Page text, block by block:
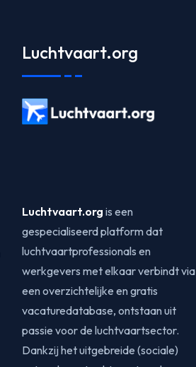
Luchtvaart.org
Luchtvaart.org is een
gespecialiseerd platform dat
luchtvaartprofessionals en
werkgevers met elkaar verbindt via
een overzichtelijke en gratis
vacaturedatabase, ontstaan uit
passie voor de luchtvaartsector.
Dankzij het uitgebreide (sociale)